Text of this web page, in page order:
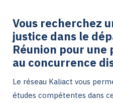
Vous recherchez
justice dans le
Réunion pour
au concurrence
Le réseau Kaliact vous
études compétentes dans